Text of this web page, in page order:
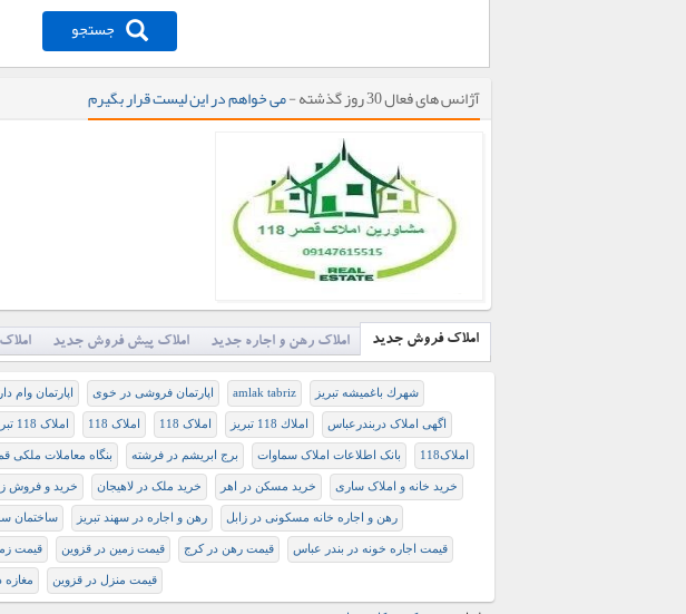
جستجو
آژانس های فعال 30 روز گذشته - می خواهم در این لیست قرار بگیرم
املاک فروش جدید املاک رهن و اجاره جدید املاک پیش فروش جدید
شهرك باغميشه تبريز amlak tabriz اپارتمان فروشی در خوی اپارتمان وام
اگهی املاک دربندرعباس املاك 118 تبريز املاک 118 املاک 118 املاک 118 تبریز
املاک118 بانک اطلاعات املاک سماوات برج ابریشم در فرشته بنگاه معاملات ملکی قم
خرید خانه و املاک ساری خرید مسکن در اهر خرید ملک در لاهیجان خرید و فروش
رهن و اجاره خانه مسکونی در زابل رهن و اجاره در سهند تبریز ساختمان
قیمت اجاره خونه در بندر عباس قیمت رهن در کرج قیمت زمین در قزوین قیمت
قیمت منزل در قزوین مغازه